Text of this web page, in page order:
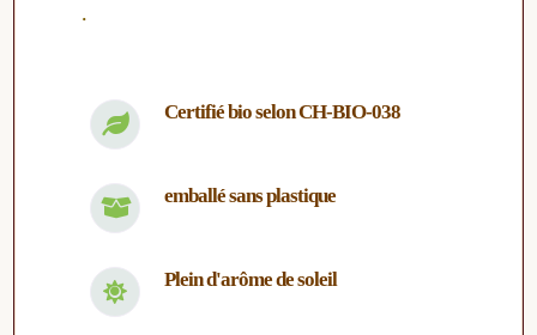
.
Certifié bio selon CH-BIO-038
emballé sans plastique
Plein d'arôme de soleil